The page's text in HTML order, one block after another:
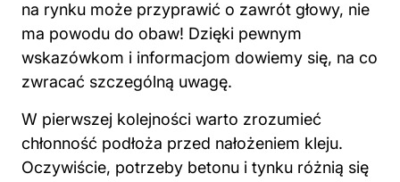
na rynku może przyprawić o zawrót głowy, nie
ma powodu do obaw! Dzięki pewnym
wskazówkom i informacjom dowiemy się, na co
zwracać szczególną uwagę.
W pierwszej kolejności warto zrozumieć
chłonność podłoża przed nałożeniem kleju.
Oczywiście, potrzeby betonu i tynku różnią się